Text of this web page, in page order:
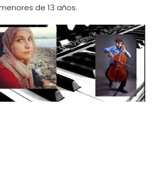
de 13 años.